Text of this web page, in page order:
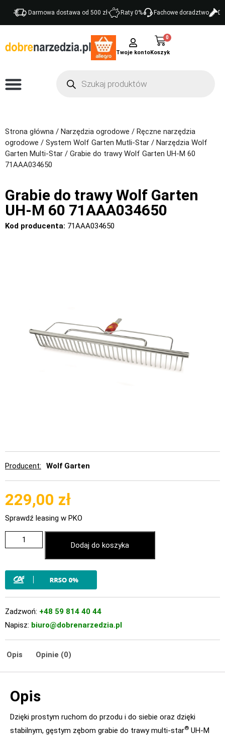
Darmowa dostawa od 500 zł Raty 0% Fachowe doradztwo
Twoje konto
0
Strona główna / Narzędzia ogrodowe / Ręczne narzędzia
ogrodowe / System Wolf Garten Mutli-Star / Narzędzia Wolf
Garten Multi-Star / Grabie do trawy Wolf Garten UH-M 60
71AAA034650
Grabie do trawy Wolf Garten
UH-M 60 71AAA034650
Kod producenta: 71AAA034650
Producent Wolf Garten
229,00 zł
Sprawdź leasing w PKO
Dodaj do koszyka
Zadzwoń: +48 59 814 40 44
Napisz: biuro@dobrenarzedzia.pl
Opis Opinie (0)
Opis
Dzięki prostym ruchom do przodu i do siebie oraz dzięki
stabilnym, gęstym zębom grabie do trawy multi-star® UH-M